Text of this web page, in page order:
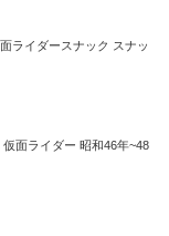
ライダースナック スナッ
仮面ライダー 昭和46年~48